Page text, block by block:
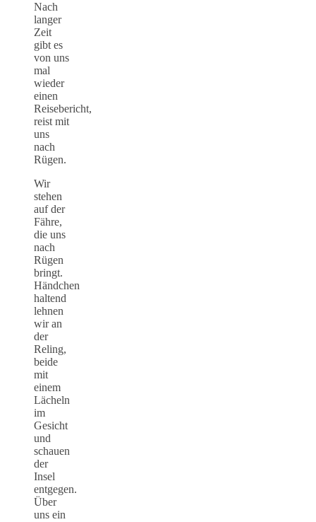
Nach
langer
Zeit
gibt es
von uns
mal
wieder
einen
Reisebericht,
reist mit
uns
nach
Rügen.
Wir
stehen
auf der
Fähre,
die uns
nach
Rügen
bringt.
Händchen
haltend
lehnen
wir an
der
Reling,
beide
mit
einem
Lächeln
im
Gesicht
und
schauen
der
Insel
entgegen.
Über
uns ein